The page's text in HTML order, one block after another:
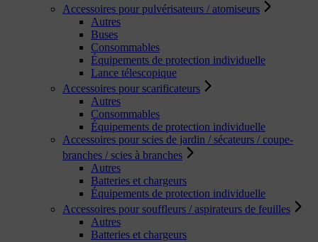
Accessoires pour pulvérisateurs / atomiseurs
Autres
Buses
Consommables
Équipements de protection individuelle
Lance télescopique
Accessoires pour scarificateurs
Autres
Consommables
Équipements de protection individuelle
Accessoires pour scies de jardin / sécateurs / coupe-
branches / scies à branches
Autres
Batteries et chargeurs
Équipements de protection individuelle
Accessoires pour souffleurs / aspirateurs de feuilles
Autres
Batteries et chargeurs